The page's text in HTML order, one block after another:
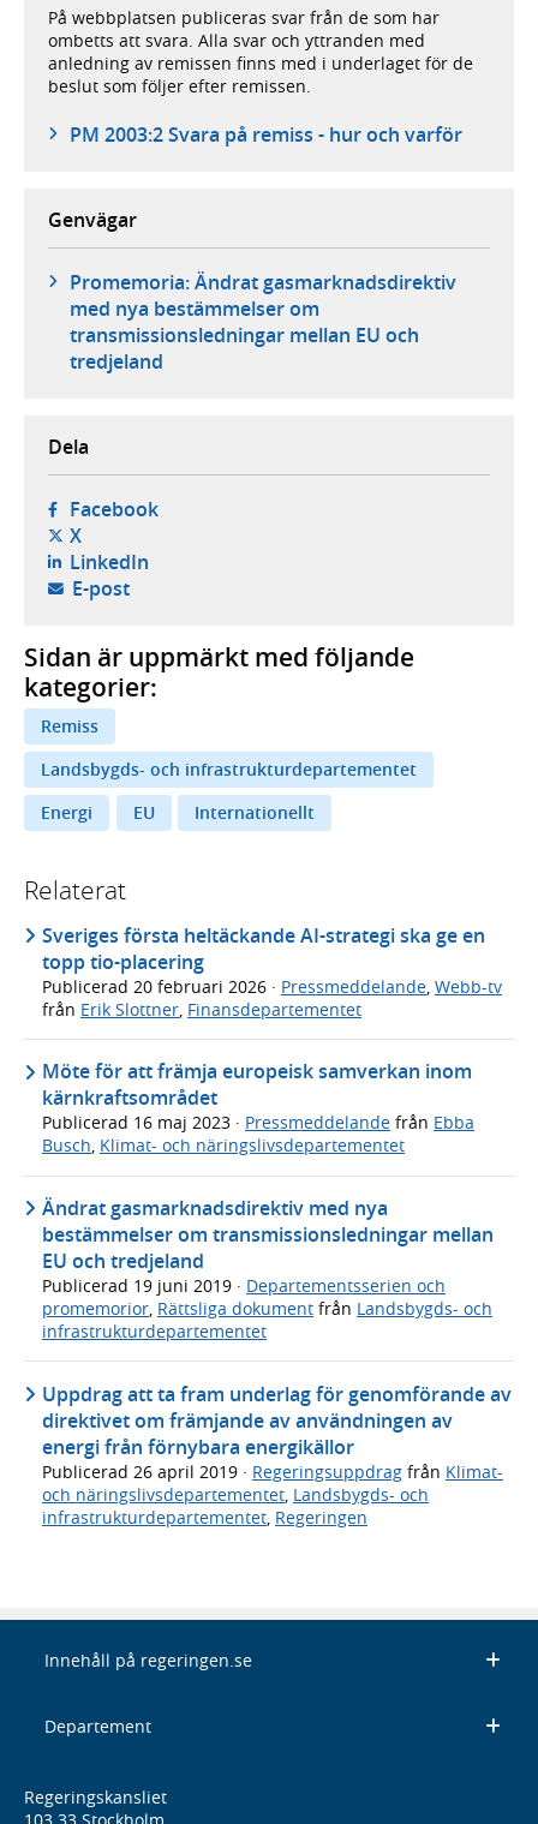
På webbplatsen publiceras svar från de som har
ombetts att svara. Alla svar och yttranden med
anledning av remissen finns med i underlaget för de
beslut som följer efter remissen.
PM 2003:2 Svara på remiss - hur och varför
Genvägar
Promemoria: Ändrat gasmarknadsdirektiv
med nya bestämmelser om
transmissionsledningar mellan EU och
tredjeland
Dela
Facebook- öppnas i ny flik, extern webbplats,
X- öppnas i ny flik, extern webbplats,
LinkedIn- öppnas i ny flik, extern webbplats,
E-post- öppnar din e-postklient,
Sidan är uppmärkt med följande
kategorier:
Remiss
Landsbygds- och infrastrukturdepartementet
Energi
EU Internationellt
Relaterat
Sveriges första heltäckande AI-strategi ska ge en
topp tio-placering
Publicerad 20 februari 2026 · Pressmeddelande Webb-tv
från Erik Slottner Finansdepartementet
Möte för att främja europeisk samverkan inom
kärnkraftsområdet
Publicerad 16 maj 2023 · Pressmeddelande från Ebba
Busch, Klimat- och näringslivsdepartementet
Ändrat gasmarknadsdirektiv med nya
bestämmelser om transmissionsledningar mellan
EU och tredjeland
Publicerad 19 juni 2019 · Departementsserien och
promemorior, Rättsliga dokument från Landsbygds- och
infrastrukturdepartementet
Uppdrag att ta fram underlag för genomförande av
direktivet om främjande av användningen av
energi från förnybara energikällor
Publicerad 26 april 2019 · Regeringsuppdrag från Klimat-
och näringslivsdepartementet Landsbygds- och
infrastrukturdepartementet Regeringen
Innehåll på regeringen.se
Departement
Regeringskansliet